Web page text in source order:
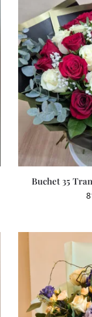
Buchet 35